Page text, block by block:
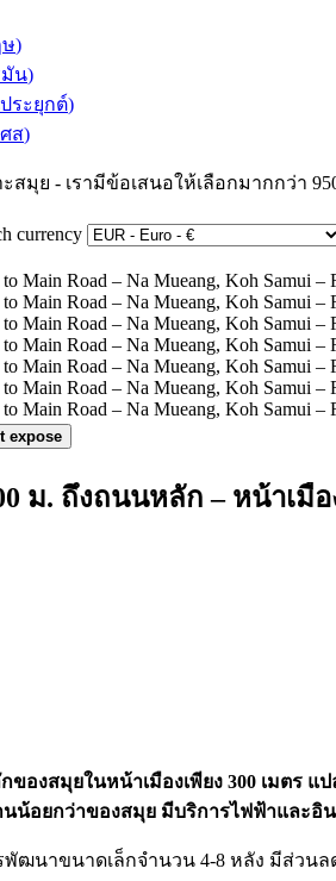
)
มัน)
ระยุกต์)
ศส)
สมุย - เรามีข้อเสนอให้เลือกมากกว่า
expose
ม. ถึงถนนหลัก – หน้าเมื
องสมุยในหน้าเมืองเพียง 300 เมตร แ
อยกว่าของสมุย มีบริการไฟฟ้าและอิน
พัฒนาขนาดเล็กจำนวน 4-8 หลัง มีส่วน